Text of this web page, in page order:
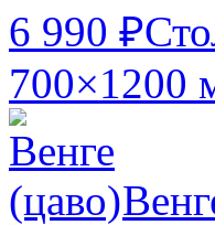
6 990 ₽
700×1200